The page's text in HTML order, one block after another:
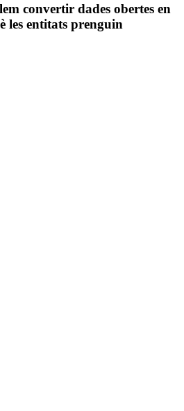
convertir dades obertes en
les entitats prenguin